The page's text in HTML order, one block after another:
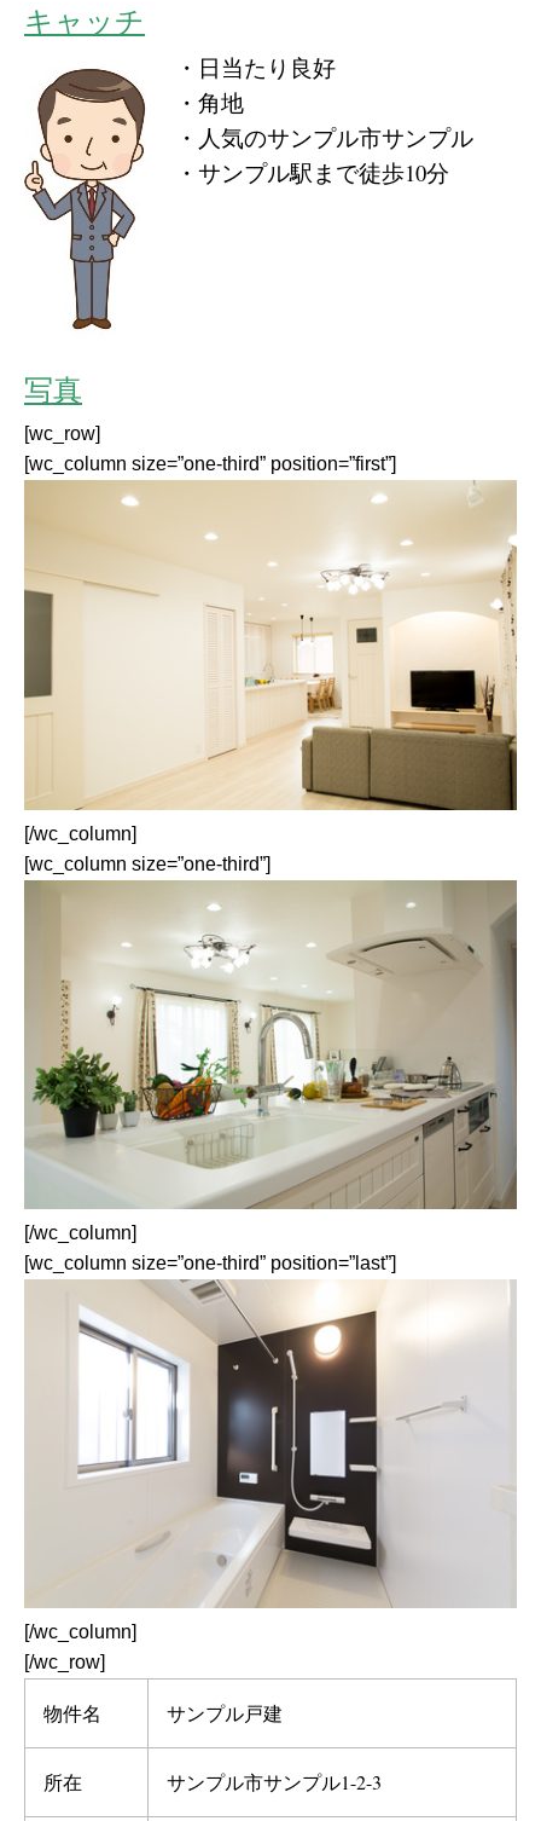
キャッチ
・日当たり良好
・角地
・人気のサンプル市サンプル
・サンプル駅まで徒歩10分
写真
[wc_row]
[wc_column size=”one-third” position=”first”]
[/wc_column]
[wc_column size=”one-third”]
[/wc_column]
[wc_column size=”one-third” position=”last”]
[/wc_column]
[/wc_row]
物件名 サンプル戸建
所在 サンプル市サンプル1-2-3